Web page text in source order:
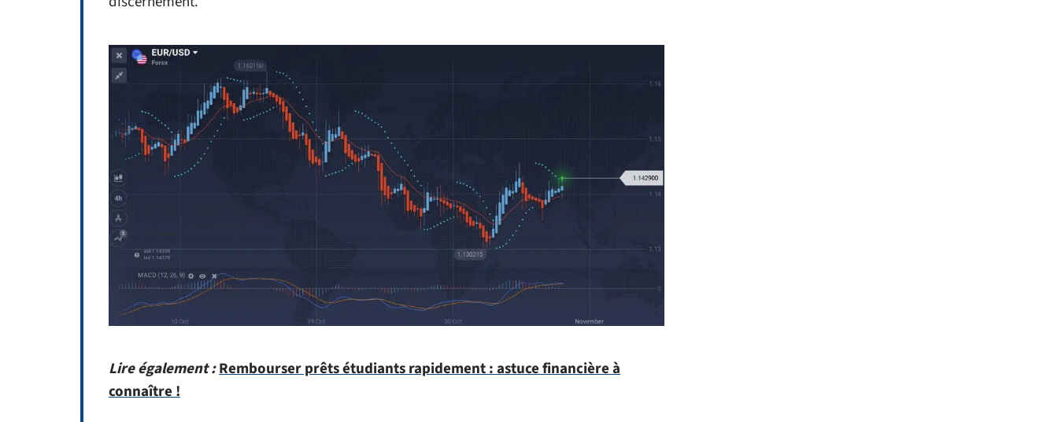
Lire également :Rembourser prêts étudiants rapidement : astuce financière à
connaître !